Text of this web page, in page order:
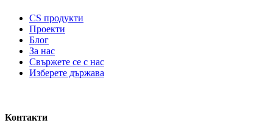
CS продукти
Проекти
Блог
За нас
Свържете се с нас
Изберете държава
Контакти